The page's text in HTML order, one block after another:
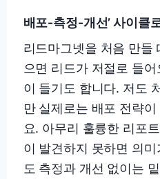
배포-측정-개선’ 사이클
리드마그넷을 처음 만들
으면 리드가 저절로 들
이 들기도 합니다. 저도
만 실제로는 배포 전략
요. 아무리 훌륭한 리포
이 발견하지 못하면 의
도 측정과 개선 없이는